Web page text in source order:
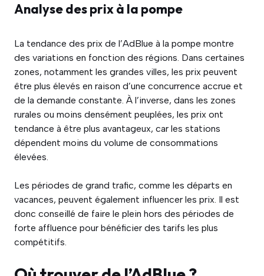
Analyse des prix à la pompe
La tendance des prix de l’AdBlue à la pompe montre
des variations en fonction des régions. Dans certaines
zones, notamment les grandes villes, les prix peuvent
être plus élevés en raison d’une concurrence accrue et
de la demande constante. À l’inverse, dans les zones
rurales ou moins densément peuplées, les prix ont
tendance à être plus avantageux, car les stations
dépendent moins du volume de consommations
élevées.
Les périodes de grand trafic, comme les départs en
vacances, peuvent également influencer les prix. Il est
donc conseillé de faire le plein hors des périodes de
forte affluence pour bénéficier des tarifs les plus
compétitifs.